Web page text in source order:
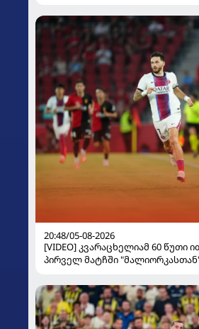
20:48/05-08-2026
[VIDEO] კვარაცხელიამ 60 წუთი
პირველ მატჩში